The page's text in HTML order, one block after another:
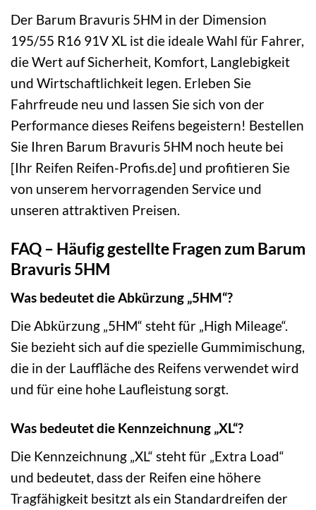
Der Barum Bravuris 5HM in der Dimension
195/55 R16 91V XL ist die ideale Wahl für Fahrer,
die Wert auf Sicherheit, Komfort, Langlebigkeit
und Wirtschaftlichkeit legen. Erleben Sie
Fahrfreude neu und lassen Sie sich von der
Performance dieses Reifens begeistern! Bestellen
Sie Ihren Barum Bravuris 5HM noch heute bei
[Ihr Reifen Reifen-Profis.de] und profitieren Sie
von unserem hervorragenden Service und
unseren attraktiven Preisen.
FAQ – Häufig gestellte Fragen zum Barum
Bravuris 5HM
Was bedeutet die Abkürzung „5HM“?
Die Abkürzung „5HM“ steht für „High Mileage“.
Sie bezieht sich auf die spezielle Gummimischung,
die in der Lauffläche des Reifens verwendet wird
und für eine hohe Laufleistung sorgt.
Was bedeutet die Kennzeichnung „XL“?
Die Kennzeichnung „XL“ steht für „Extra Load“
und bedeutet, dass der Reifen eine höhere
Tragfähigkeit besitzt als ein Standardreifen der